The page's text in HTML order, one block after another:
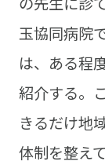
玉協同病院
は、ある程
紹介する。
きるだけ地
体制を整え